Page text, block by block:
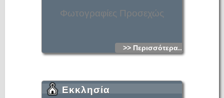
Φωτογραφίες Προσεχώς
>> Περισσότερα...
Εκκλησία